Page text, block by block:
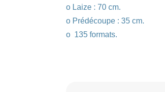
o Laize : 70 cm.
o Prédécoupe : 35 cm.
o 135 formats.